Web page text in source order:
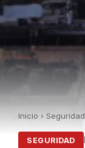
Inicio › Seguridad
SEGURIDAD